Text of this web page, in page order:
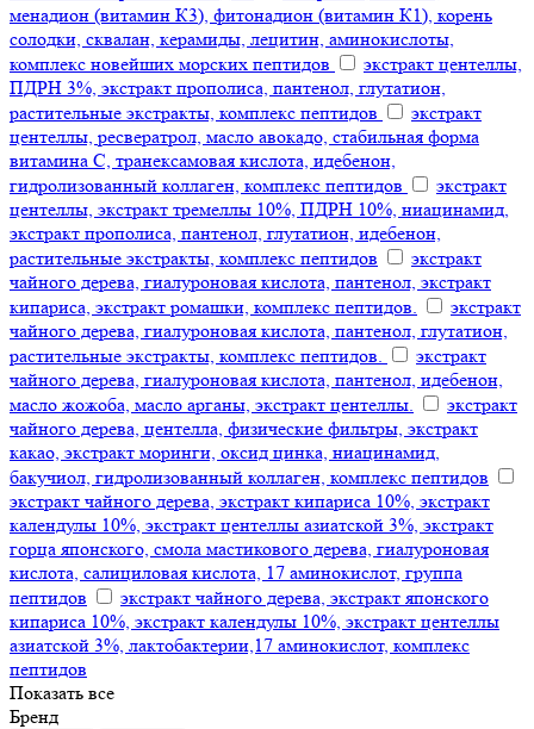
менадион (витамин К3), фитонадион (витамин К1), корень
солодки, сквалан, керамиды, лецитин, аминокислоты,
комплекс новейших морских пептидов
экстракт центеллы,
ПДРН 3%, экстракт прополиса, пантенол, глутатион,
растительные экстракты, комплекс пептидов
экстракт
центеллы, ресвератрол, масло авокадо, стабильная форма
витамина С, транексамовая кислота, идебенон,
гидролизованный коллаген, комплекс пептидов
экстракт
центеллы, экстракт тремеллы 10%, ПДРН 10%, ниацинамид,
экстракт прополиса, пантенол, глутатион, идебенон,
растительные экстракты, комплекс пептидов
экстракт
чайного дерева, гиалуроновая кислота, пантенол, экстракт
кипариса, экстракт ромашки, комплекс пептидов.
экстракт
чайного дерева, гиалуроновая кислота, пантенол, глутатион,
растительные экстракты, комплекс пептидов.
экстракт
чайного дерева, гиалуроновая кислота, пантенол, идебенон,
масло жожоба, масло арганы, экстракт центеллы.
экстракт
чайного дерева, центелла, физические фильтры, экстракт
какао, экстракт моринги, оксид цинка, ниацинамид,
бакучиол, гидролизованный коллаген, комплекс пептидов
экстракт чайного дерева, экстракт кипариса 10%, экстракт
календулы 10%, экстракт центеллы азиатской 3%, экстракт
горца японского, смола мастикового дерева, гиалуроновая
кислота, салициловая кислота, 17 аминокислот, группа
пептидов
экстракт чайного дерева, экстракт японского
кипариса 10%, экстракт календулы 10%, экстракт центеллы
азиатской 3%, лактобактерии,17 аминокислот, комплекс
пептидов
Показать все
Бренд